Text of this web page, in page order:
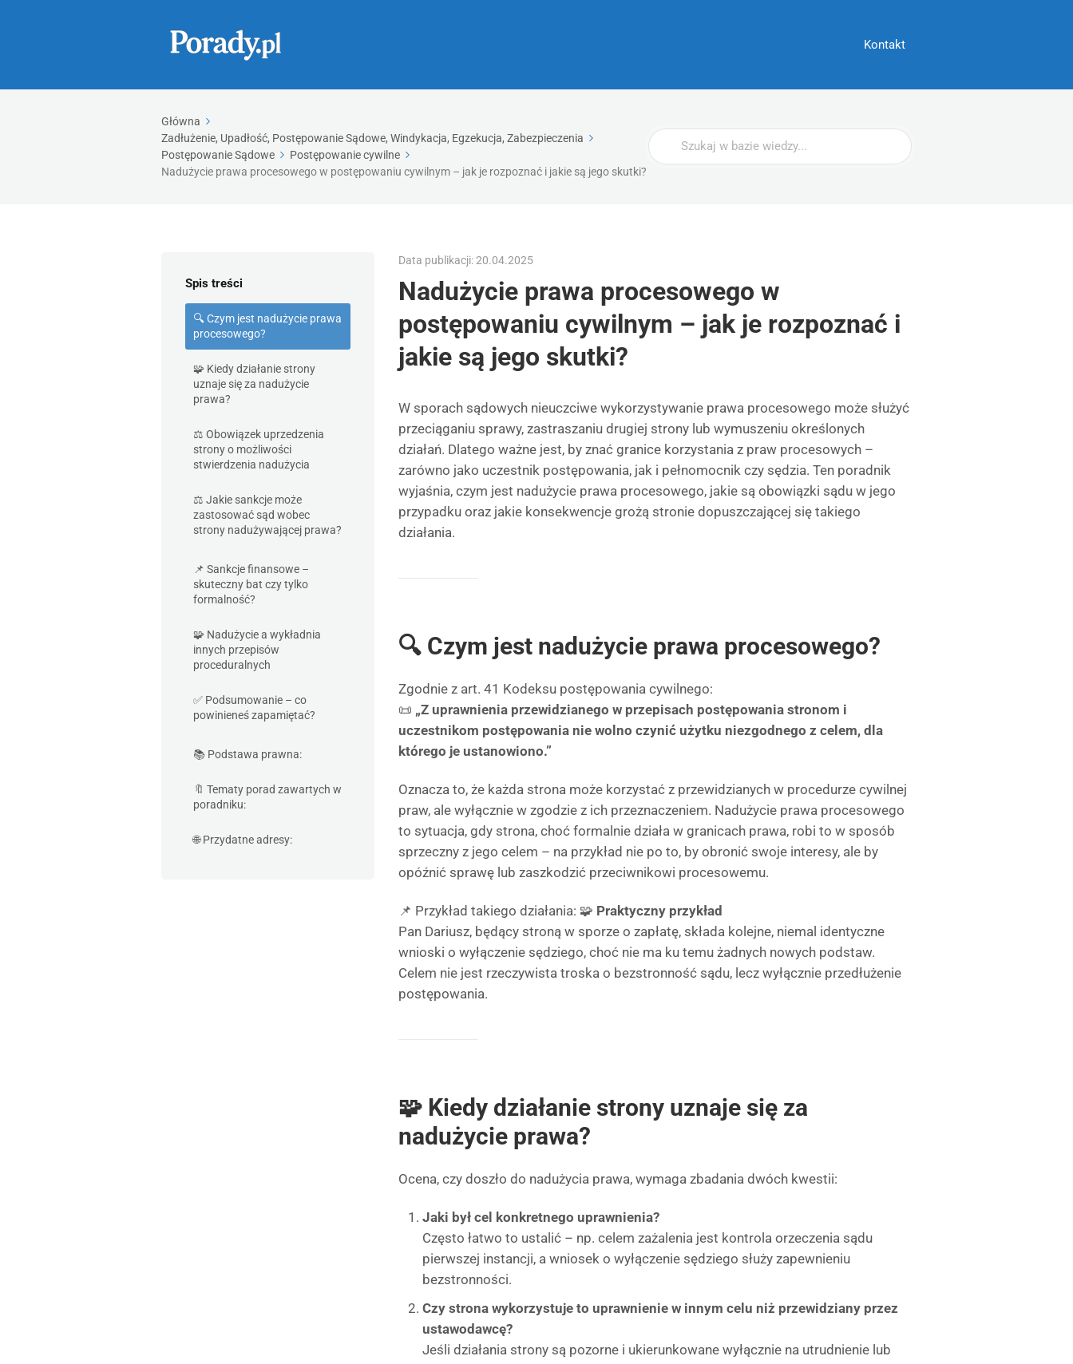
Kontakt
Główna
Zadłużenie, Upadłość, Postępowanie Sądowe, Windykacja, Egzekucja, Zabezpieczenia
Postępowanie Sądowe
Postępowanie cywilne
Nadużycie prawa procesowego w postępowaniu cywilnym – jak je rozpoznać i jakie są jego skutki?
Wyszukaj
Spis treści
🔍 Czym jest nadużycie prawa
procesowego?
🧩 Kiedy działanie strony
uznaje się za nadużycie
prawa?
⚖️ Obowiązek uprzedzenia
strony o możliwości
stwierdzenia nadużycia
⚖️ Jakie sankcje może
zastosować sąd wobec
strony nadużywającej prawa?
📌 Sankcje finansowe –
skuteczny bat czy tylko
formalność?
🧩 Nadużycie a wykładnia
innych przepisów
proceduralnych
✅ Podsumowanie – co
powinieneś zapamiętać?
📚 Podstawa prawna:
🔖 Tematy porad zawartych w
poradniku:
🌐 Przydatne adresy:
Data publikacji: 20.04.2025
Nadużycie prawa procesowego w
postępowaniu cywilnym – jak je rozpoznać i
jakie są jego skutki?
W sporach sądowych nieuczciwe wykorzystywanie prawa procesowego może służyć
przeciąganiu sprawy, zastraszaniu drugiej strony lub wymuszeniu określonych
działań. Dlatego ważne jest, by znać granice korzystania z praw procesowych –
zarówno jako uczestnik postępowania, jak i pełnomocnik czy sędzia. Ten poradnik
wyjaśnia, czym jest nadużycie prawa procesowego, jakie są obowiązki sądu w jego
przypadku oraz jakie konsekwencje grożą stronie dopuszczającej się takiego
działania.
🔍 Czym jest nadużycie prawa procesowego?
Zgodnie z art. 41 Kodeksu postępowania cywilnego:
📜 „Z uprawnienia przewidzianego w przepisach postępowania stronom i
uczestnikom postępowania nie wolno czynić użytku niezgodnego z celem, dla
którego je ustanowiono.”
Oznacza to, że każda strona może korzystać z przewidzianych w procedurze cywilnej
praw, ale wyłącznie w zgodzie z ich przeznaczeniem. Nadużycie prawa procesowego
to sytuacja, gdy strona, choć formalnie działa w granicach prawa, robi to w sposób
sprzeczny z jego celem – na przykład nie po to, by obronić swoje interesy, ale by
opóźnić sprawę lub zaszkodzić przeciwnikowi procesowemu.
📌 Przykład takiego działania: 🧩 Praktyczny przykład
Pan Dariusz, będący stroną w sporze o zapłatę, składa kolejne, niemal identyczne
wnioski o wyłączenie sędziego, choć nie ma ku temu żadnych nowych podstaw.
Celem nie jest rzeczywista troska o bezstronność sądu, lecz wyłącznie przedłużenie
postępowania.
🧩 Kiedy działanie strony uznaje się za
nadużycie prawa?
Ocena, czy doszło do nadużycia prawa, wymaga zbadania dwóch kwestii:
Jaki był cel konkretnego uprawnienia?
Często łatwo to ustalić – np. celem zażalenia jest kontrola orzeczenia sądu
pierwszej instancji, a wniosek o wyłączenie sędziego służy zapewnieniu
bezstronności.
Czy strona wykorzystuje to uprawnienie w innym celu niż przewidziany przez
ustawodawcę?
Jeśli działania strony są pozorne i ukierunkowane wyłącznie na utrudnienie lub